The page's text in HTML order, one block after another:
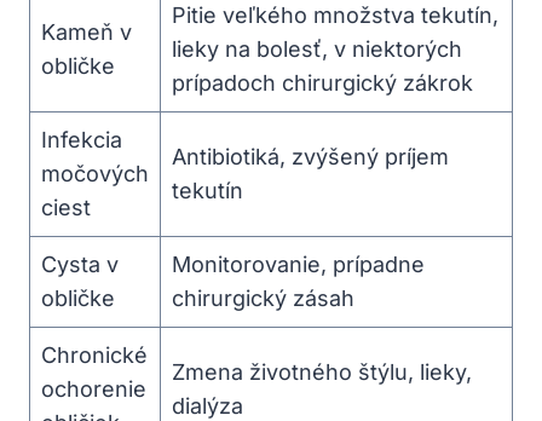
Kameň v
obličke
Pitie veľkého množstva tekutín,
lieky na bolesť, v niektorých
prípadoch chirurgický zákrok
Infekcia
močových
ciest
Antibiotiká, zvýšený príjem
tekutín
Cysta v
obličke
Monitorovanie, prípadne
chirurgický zásah
Chronické
ochorenie
Zmena životného štýlu, lieky,
dialýza